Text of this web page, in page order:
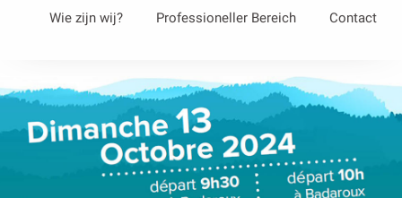
principal
Wie zijn wij? Professioneller Bereich Contact